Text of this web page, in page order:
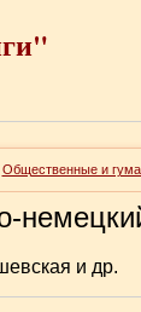
Общественные и
и др.